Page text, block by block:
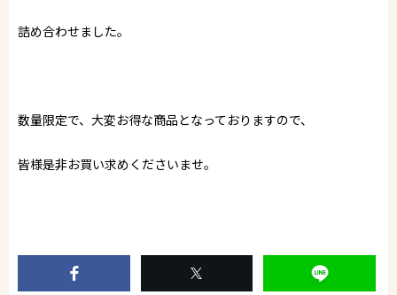
詰め合わせました。
数量限定で、大変お得な商品となっておりますので、
皆様是非お買い求めくださいませ。